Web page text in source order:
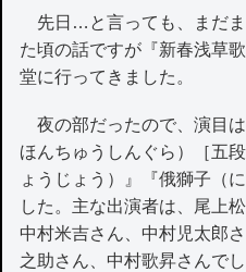
先日…と言っても、まだま
た頃の話ですが『新春浅草
堂に行ってきました。
夜の部だったので、演目
ほんちゅうしんぐら）［五
ょうじょう）』『俄獅子（
した。主な出演者は、尾上
中村米吉さん、中村児太郎
之助さん、中村歌昇さんでし